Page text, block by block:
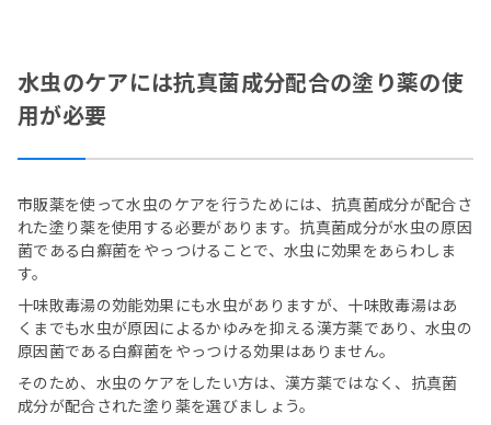
水虫のケアには抗真菌成分配合の塗り薬の使
用が必要
市販薬を使って水虫のケアを行うためには、抗真菌成分が配合さ
れた塗り薬を使用する必要があります。抗真菌成分が水虫の原因
菌である白癬菌をやっつけることで、水虫に効果をあらわしま
す。
十味敗毒湯の効能効果にも水虫がありますが、十味敗毒湯はあ
くまでも水虫が原因によるかゆみを抑える漢方薬であり、水虫の
原因菌である白癬菌をやっつける効果はありません。
そのため、水虫のケアをしたい方は、漢方薬ではなく、抗真菌
成分が配合された塗り薬を選びましょう。